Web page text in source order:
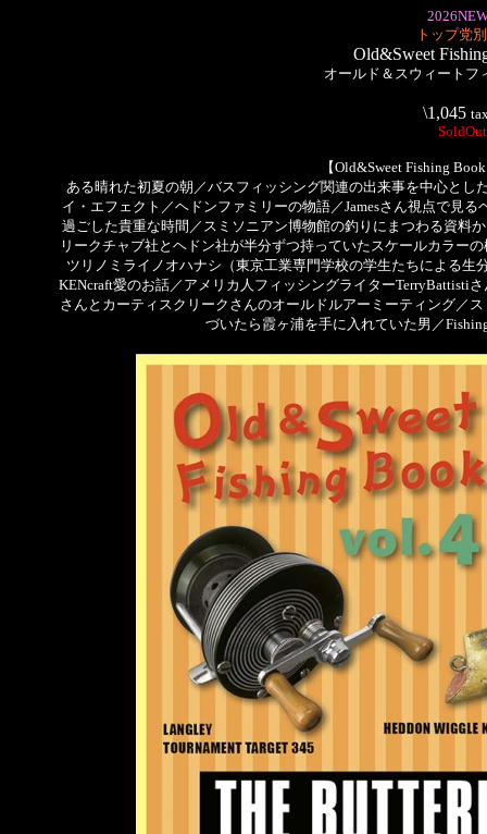
トップ党
Old&Sweet
オールド＆スウィートフ
\1,045
SoldOut
【Old&Sweet Fishing
ある晴れた初夏の朝／バスフィッシング関連の出来事を中心と
イ・エフェクト／ヘドンファミリーの物語／Jamesさん視点で見
過ごした貴重な時間／スミソニアン博物館の釣りにまつわる資料
リークチャブ社とヘドン社が半分ずつ持っていたスケールカラー
ツリノミライノオハナシ（東京工業専門学校の学生たちによる
KENcraft愛のお話／アメリカ人フィッシングライターTerryBattisti
さんとカーティスクリークさんのオールドルアーミーティング／
づいたら霞ヶ浦を手に入れていた男／